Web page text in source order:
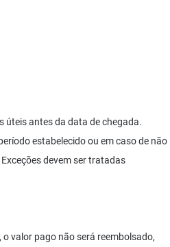
úteis antes da data de chegada.
estabelecido ou em caso de não
devem ser tratadas
valor pago não será reembolsado,